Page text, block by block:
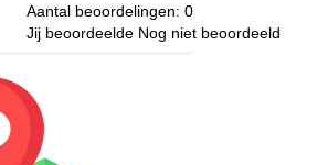
Aantal beoordelingen: 0
Jij beoordeelde Nog niet beoordeeld